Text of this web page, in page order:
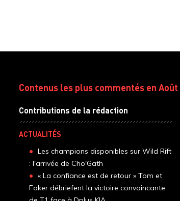
Contenus les plus commentés en Août
Contributions de la rédaction
ACTUALITÉS
Les champions disponibles sur Wild Rift
: l'arrivée de Cho'Gath
« La confiance est de retour » Tom et
Faker débriefent la victoire convaincante